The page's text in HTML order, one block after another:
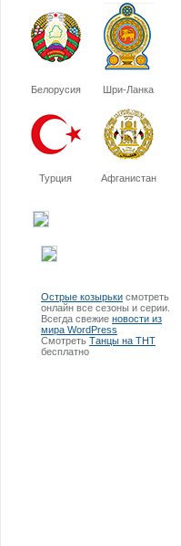
Белорусия Шри-Ланка
Турция Афганистан
Острые козырьки смотреть
онлайн все сезоны и серии.
Всегда свежие новости из
мира WordPress
Смотреть Танцы на ТНТ
бесплатно